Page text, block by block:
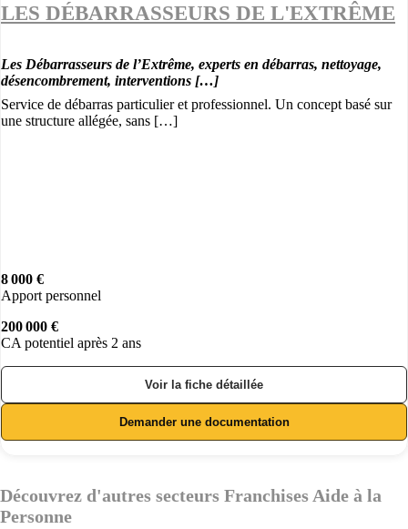
LES DÉBARRASSEURS DE L'EXTRÊME
Les Débarrasseurs de l’Extrême, experts en débarras, nettoyage,
désencombrement, interventions […]
Service de débarras particulier et professionnel. Un concept basé sur
une structure allégée, sans […]
8 000 €
Apport personnel
200 000 €
CA potentiel après 2 ans
Voir la fiche détaillée
Demander une documentation
Découvrez d'autres secteurs Franchises Aide à la
Personne